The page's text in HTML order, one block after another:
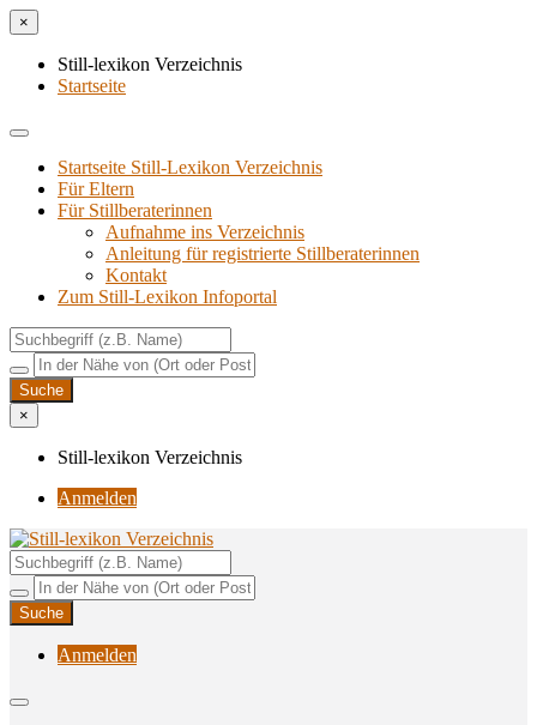
×
Still-lexikon Verzeichnis
Startseite
Startseite Still-Lexikon Verzeichnis
Für Eltern
Für Stillberaterinnen
Aufnahme ins Verzeichnis
Anlei­tung für regis­trier­te Stillberaterinnen
Kon­takt
Zum Still-Lexikon Infoportal
×
Still-lexikon Verzeichnis
Anmelden
Still-lexikon Verzeichnis
Unterstützungsangebote rund ums Stillen
Anmelden